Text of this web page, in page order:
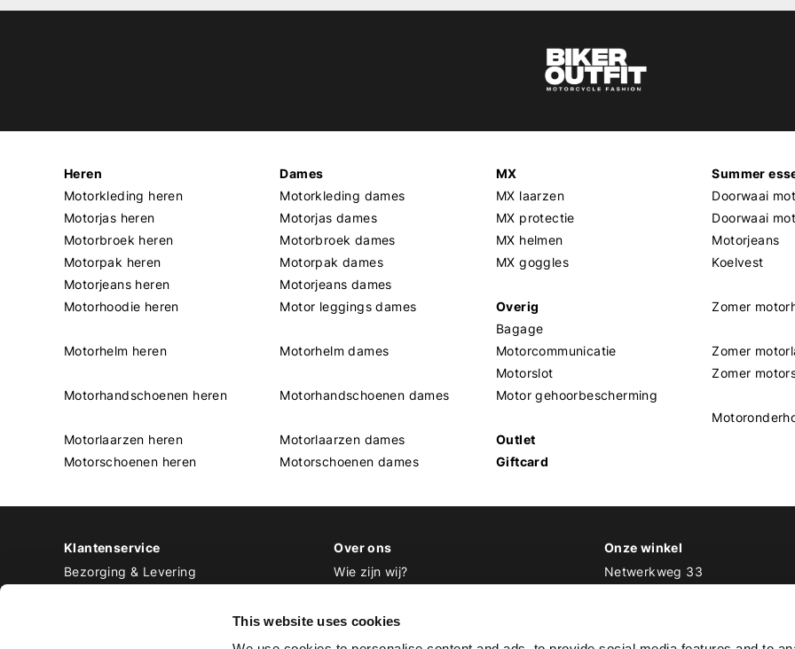
This website uses cookies
Heren
Motorkleding heren
Motorjas heren
Motorbroek heren
Motorpak heren
Motorjeans heren
Motorhoodie heren
Motorhelm heren
Motorhandschoenen heren
Motorlaarzen heren
Motorschoenen heren
Dames
Motorkleding dames
Motorjas dames
Motorbroek dames
Motorpak dames
Motorjeans dames
Motor leggings dames
Motorhelm dames
Motorhandschoenen dames
Motorlaarzen dames
Motorschoenen dames
MX
MX laarzen
MX protectie
MX helmen
MX goggles
Overig
Bagage
Motorcommunicatie
Motorslot
Motor gehoorbescherming
Outlet
Giftcard
Summer
Doorwaai
Doorwaai
Motorjeans
Koelvest
Zomer
Zomer
Zomer
Klantenservice
Bezorging & Levering
Over ons
Wie zijn wij?
Werken bij Biker Outfit
Onze winkel
Netwerkweg 33